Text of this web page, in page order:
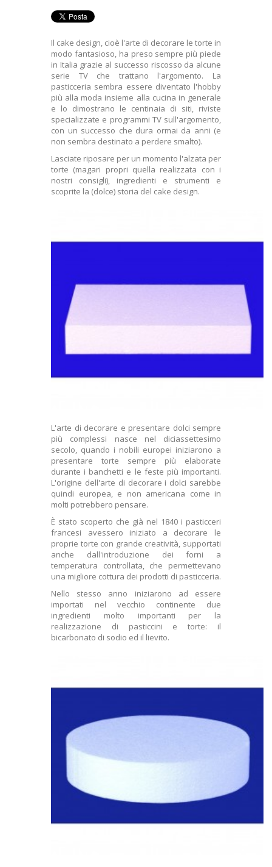
LETTERE IN POLISTIROLO
HOBBISTICA
+
FERRAMENTA
CUBI IMBALLAGGIO
CONSEGNA
CONDIZIONI GENERALI DI VENDITA
CHI SIAMO
PRIVACY E COOKIES
Il cake design, cioè l'arte di decorare le torte in
modo fantasioso, ha preso sempre più piede
in Italia grazie al successo riscosso da alcune
serie TV che trattano l'argomento. La
pasticceria sembra essere diventato l'hobby
più alla moda insieme alla cucina in generale
e lo dimostrano le centinaia di siti, riviste
specializzate e programmi TV sull'argomento,
con un successo che dura ormai da anni (e
non sembra destinato a perdere smalto).
Lasciate riposare per un momento l'alzata per
torte (magari propri quella realizzata con i
nostri consigli), ingredienti e strumenti e
scoprite la (dolce) storia del cake design.
L'arte di decorare e presentare dolci sempre
più complessi nasce nel diciassettesimo
secolo, quando i nobili europei iniziarono a
presentare torte sempre più elaborate
durante i banchetti e le feste più importanti.
L'origine dell'arte di decorare i dolci sarebbe
quindi europea, e non americana come in
molti potrebbero pensare.
È stato scoperto che già nel 1840 i pasticceri
francesi avessero iniziato a decorare le
proprie torte con grande creatività, supportati
anche dall'introduzione dei forni a
temperatura controllata, che permettevano
una migliore cottura dei prodotti di pasticceria.
Nello stesso anno iniziarono ad essere
importati nel vecchio continente due
ingredienti molto importanti per la
realizzazione di pasticcini e torte: il
bicarbonato di sodio ed il lievito.